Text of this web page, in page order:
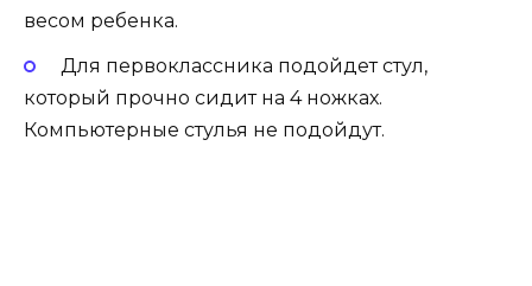
весом ребенка.
Для первоклассника подойдет стул,
который прочно сидит на 4 ножках.
Компьютерные стулья не подойдут.